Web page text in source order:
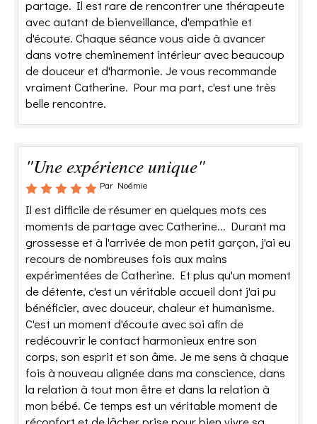
partage. Il est rare de rencontrer une thérapeute
avec autant de bienveillance, d'empathie et
d'écoute. Chaque séance vous aide à avancer
dans votre cheminement intérieur avec beaucoup
de douceur et d'harmonie. Je vous recommande
vraiment Catherine. Pour ma part, c'est une très
belle rencontre.
"Une expérience unique"
Par Noémie
Il est difficile de résumer en quelques mots ces
moments de partage avec Catherine... Durant ma
grossesse et à l'arrivée de mon petit garçon, j'ai eu
recours de nombreuses fois aux mains
expérimentées de Catherine. Et plus qu'un moment
de détente, c'est un véritable accueil dont j'ai pu
bénéficier, avec douceur, chaleur et humanisme.
C'est un moment d'écoute avec soi afin de
redécouvrir le contact harmonieux entre son
corps, son esprit et son âme. Je me sens à chaque
fois à nouveau alignée dans ma conscience, dans
la relation à tout mon être et dans la relation à
mon bébé. Ce temps est un véritable moment de